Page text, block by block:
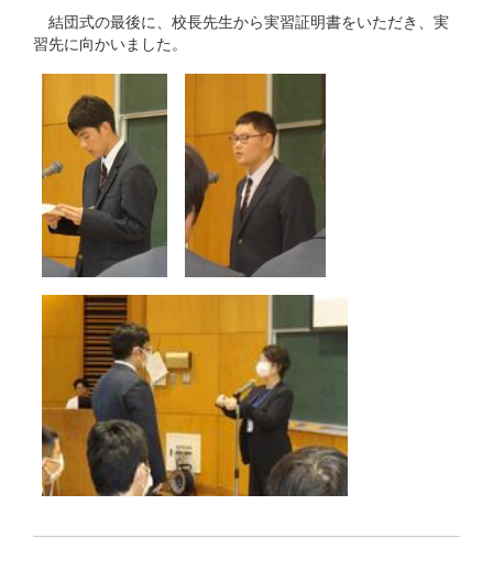
結団式の最後に、校長先生から実習証明書をいただき、実
習先に向かいました。